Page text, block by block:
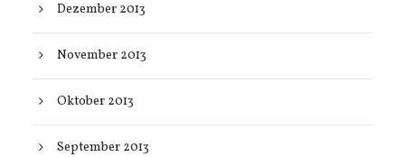
Dezember 2013
November 2013
Oktober 2013
September 2013